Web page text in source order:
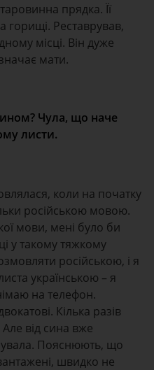
прядка. Її
Реставрував,
місці. Він дуже
мати.
Чула, що наче
листи.
коли на початку
російською мовою.
мови, мені було би
у такому тяжкому
російською, і я
українською – я
на телефон.
Кілька разів
від сина вже
Пояснюють, що
швидко не